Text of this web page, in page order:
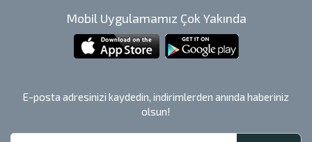
Mobil Uygulamamız Çok Yakında
E-posta adresinizi kaydedin, indirimlerden anında haberiniz
olsun!